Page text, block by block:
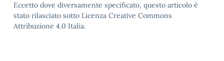
Eccetto dove diversamente specificato, questo articolo è
stato rilasciato sotto Licenza Creative Commons
Attribuzione 4.0 Italia.